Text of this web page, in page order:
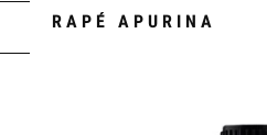
RAPÉ APURINA